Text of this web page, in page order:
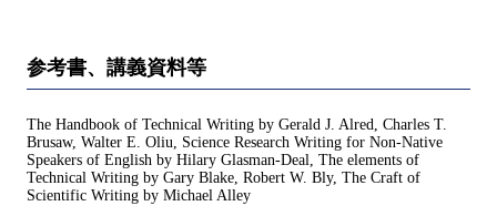
参考書、講義資料等
The Handbook of Technical Writing by Gerald J. Alred, Charles T.
Brusaw, Walter E. Oliu, Science Research Writing for Non-Native
Speakers of English by Hilary Glasman-Deal, The elements of
Technical Writing by Gary Blake, Robert W. Bly, The Craft of
Scientific Writing by Michael Alley